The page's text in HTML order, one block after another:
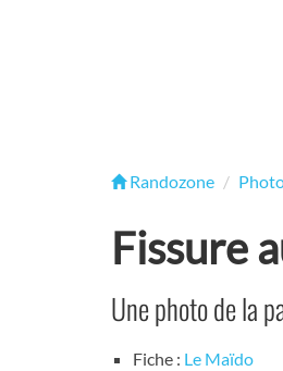
Randozone
Fissure
Une photo de la
Fiche : Le Maïdo